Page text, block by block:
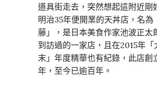
道具街走去，突然想起這附近剛
明治35年便開業的天丼店，名為
藤」，是日本美食作家池波正太
到訪過的一家店，且在2015年「
末」年度精華也有紀錄，此店創
年，至今已逾百年。